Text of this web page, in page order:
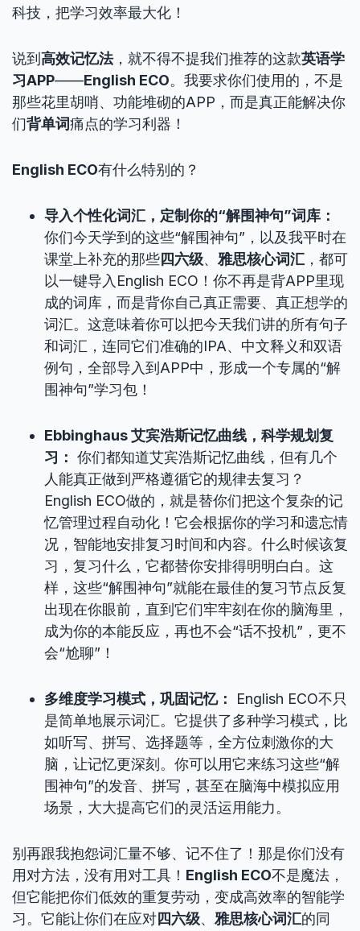
科技，把学习效率最大化！
说到 高效记忆法，就不得不提我们推荐的这款英语学
习APP——English ECO。我要求你们使用的，不是
那些花里胡哨、功能堆砌的APP，而是真正能解决你
们背单词痛点的学习利器！
English ECO有什么特别的？
导入个性化词汇，定制你的“解围神句”词库：
你们今天学到的这些“解围神句”，以及我平时在
课堂上补充的那些四六级、 雅思核心词汇 ，都可
以一键导入English ECO！你不再是背APP里现
成的词库，而是背你自己真正需要、真正想学的
词汇。这意味着你可以把今天我们讲的所有句子
和词汇，连同它们准确的IPA、中文释义和双语
例句，全部导入到APP中，形成一个专属的“解
围神句”学习包！
Ebbinghaus 艾宾浩斯记忆曲线，科学规划复
习： 你们都知道艾宾浩斯记忆曲线，但有几个
人能真正做到严格遵循它的规律去复习？
English ECO做的，就是替你们把这个复杂的记
忆管理过程自动化！它会根据你的学习和遗忘情
况，智能地安排复习时间和内容。什么时候该复
习，复习什么，它都替你安排得明明白白。这
样，这些“解围神句”就能在最佳的复习节点反复
出现在你眼前，直到它们牢牢刻在你的脑海里，
成为你的本能反应，再也不会“话不投机”，更不
会“尬聊”！
多维度学习模式，巩固记忆：
English ECO不只
是简单地展示词汇。它提供了多种学习模式，比
如听写、拼写、选择题等，全方位刺激你的大
脑，让记忆更深刻。你可以用它来练习这些“解
围神句”的发音、拼写，甚至在脑海中模拟应用
场景，大大提高它们的灵活运用能力。
别再跟我抱怨词汇量不够、记不住了！那是你们没有
用对方法，没有用对工具！ English ECO不是魔法，
但它能把你们低效的重复劳动，变成高效率的智能学
习。它能让你们在应对四六级、 雅思核心词汇的同